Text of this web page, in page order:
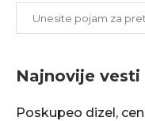
Najnovije vesti
Poskupeo dizel,